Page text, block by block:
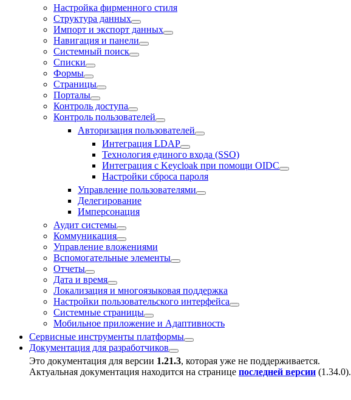
Настройка фирменного стиля
Структура данных
Импорт и экспорт данных
Навигация и панели
Системный поиск
Списки
Формы
Страницы
Порталы
Контроль доступа
Контроль пользователей
Авторизация пользователей
Интеграция LDAP
Технология единого входа (SSO)
Интеграция с Keycloak при помощи OIDC
Настройки сброса пароля
Управление пользователями
Делегирование
Имперсонация
Аудит системы
Коммуникация
Управление вложениями
Вспомогательные элементы
Отчеты
Дата и время
Локализация и многоязыковая поддержка
Настройки пользовательского интерфейса
Системные страницы
Мобильное приложение и Адаптивность
Сервисные инструменты платформы
Документация для разработчиков
Это документация для версии 1.21.3, которая уже не поддерживается.
Актуальная документация находится на странице последней версии (1.34.0).